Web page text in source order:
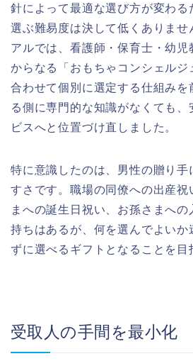
針によって最適な選び方が変わる
選ぶ難易度は決して低くありませ
アルでは、看護師・保育士・幼児
からなる「おもちゃコンシェルジ
合わせて個別に選定する仕組みを
る側に専門的な知識がなくても、
ビスへと位置づけ直しました。
特に意識したのは、男性の贈り手
すさです。職場の同僚への出産祝
まへの誕生日祝い、お孫さまへ
持ちはあるが、何を選んでよいか
ずに選べるギフトとなることを目
受取人の手間を最小化